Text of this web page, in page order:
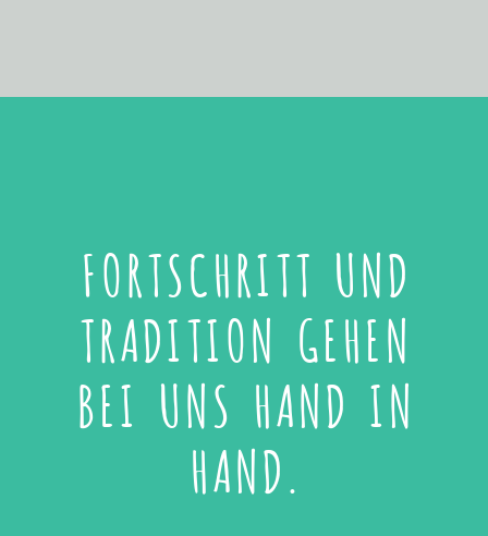
FORTSCHRITT UND
TRADITION GEHEN
BEI UNS HAND IN
HAND.